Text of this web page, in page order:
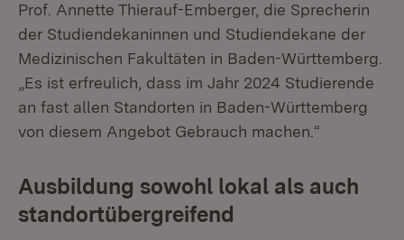
Prof. Annette Thierauf-Emberger, die Sprecherin
der Studiendekaninnen und Studiendekane der
Medizinischen Fakultäten in Baden-Württemberg.
„Es ist erfreulich, dass im Jahr 2024 Studierende
an fast allen Standorten in Baden-Württemberg
von diesem Angebot Gebrauch machen.“
Ausbildung sowohl lokal als auch
standortübergreifend